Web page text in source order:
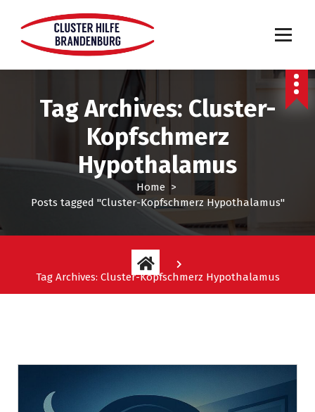
Tag Archives: Cluster-
Kopfschmerz
Hypothalamus
Home>
Posts tagged "Cluster-Kopfschmerz Hypothalamus"
Tag Archives: Cluster-Kopfschmerz Hypothalamus